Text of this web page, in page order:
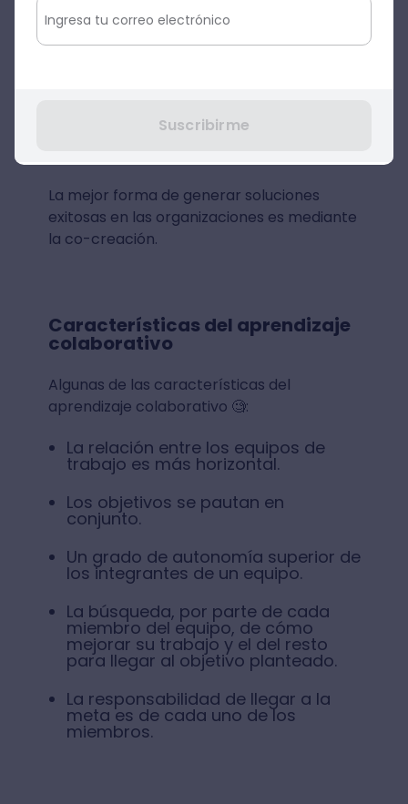
colaborativos.
de Herramientas para el aprendizaje
La mejor forma de generar soluciones
exitosas en las organizaciones es mediante
la co-creación.
Características del aprendizaje
colaborativo
Algunas de las características del
aprendizaje colaborativo 🧐:
La relación entre los equipos de
trabajo es más horizontal.
Los objetivos se pautan en
conjunto.
Un grado de autonomía superior de
los integrantes de un equipo.
La búsqueda, por parte de cada
miembro del equipo, de cómo
mejorar su trabajo y el del resto
para llegar al objetivo planteado.
La responsabilidad de llegar a la
meta es de cada uno de los
miembros.
Suscribirme